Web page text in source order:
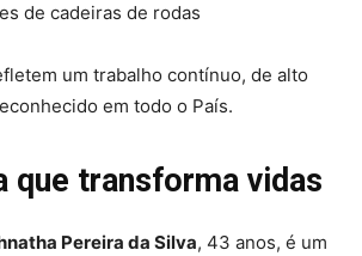
de cadeiras de rodas
um trabalho contínuo, de alto
em todo o País.
que transforma vidas
Pereira da Silva, 43 anos, é um